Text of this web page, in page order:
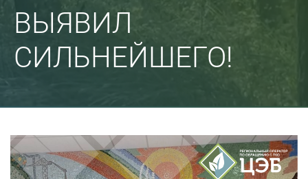
ВЫЯВИЛ
СИЛЬНЕЙШЕГО!